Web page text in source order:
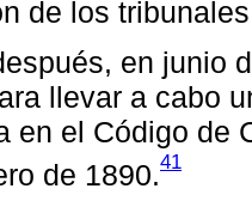
de los
en junio
llevar a cabo
en el Código de
de 1890.41